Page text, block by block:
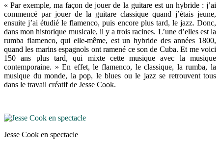
« Par exemple, ma façon de jouer de la guitare est un hybride : j’ai
commencé par jouer de la guitare classique quand j’étais jeune,
ensuite j’ai étudié le flamenco, puis encore plus tard, le jazz. Donc,
dans mon historique musicale, il y a trois racines. L’une d’elles est la
rumba flamenco, qui elle-même, est un hybride des années 1800,
quand les marins espagnols ont ramené ce son de Cuba. Et me voici
150 ans plus tard, qui mixte cette musique avec la musique
contemporaine. » En effet, le flamenco, le classique, la rumba, la
musique du monde, la pop, le blues ou le jazz se retrouvent tous
dans le travail créatif de Jesse Cook.
Jesse Cook en spectacle